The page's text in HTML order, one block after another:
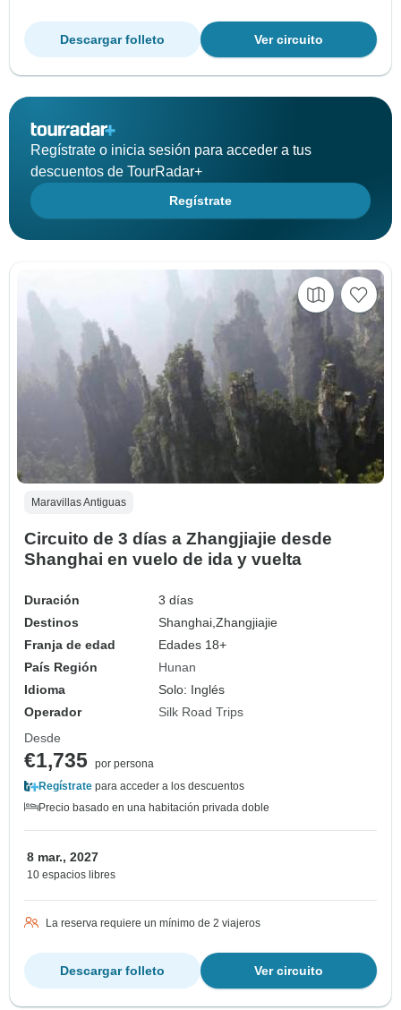
Ver circuito
Descargar folleto
Regístrate o inicia sesión para acceder a tus
descuentos de TourRadar+
Regístrate
Maravillas Antiguas
Circuito de 3 días a Zhangjiajie desde
Shanghai en vuelo de ida y vuelta
Duración
3 días
Destinos
Shanghai,Zhangjiajie
Franja de edad
Edades 18+
País Región
Hunan
Idioma
Solo: Inglés
Operador
Silk Road Trips
Desde
€1,735 por persona
Regístrate para acceder a los descuentos
Precio basado en una habitación privada doble
8 mar., 2027
10 espacios libres
La reserva requiere un mínimo de 2 viajeros
Ver circuito
Descargar folleto